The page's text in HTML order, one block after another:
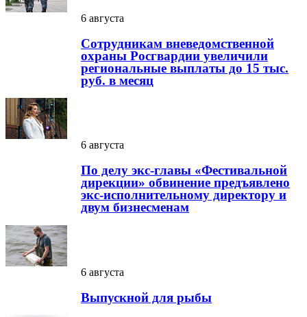
6 августа
Сотрудникам вневедомственной
охраны Росгвардии увеличили
региональные выплаты до 15 тыс.
руб. в месяц
6 августа
По делу экс-главы «Фестивальной
дирекции» обвинение предъявлено
экс-исполнительному директору и
двум бизнесменам
6 августа
Выпускной для рыбы